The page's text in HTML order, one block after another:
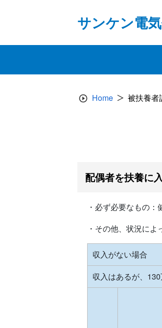
サンケン電
Home 被扶養者
配偶者を扶養に
・必ず必要なもの
・その他、状況によ
収入がない場合
収入はあるが、